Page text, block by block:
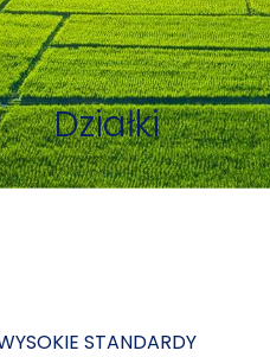
Działki
STANDARDY